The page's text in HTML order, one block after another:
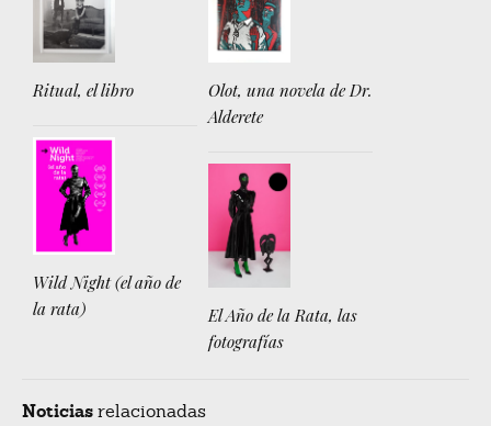
Ritual, el libro
Olot, una novela de Dr.
Alderete
Wild Night (el año de
la rata)
El Año de la Rata, las
fotografías
Noticiasrelacionadas